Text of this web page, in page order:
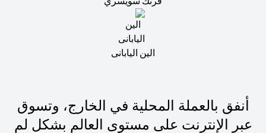
الين اليابانى
أنفق بالعملة المحلية في الخارج، وتسوق
عبر الإنترنت على مستوى العالم بشكل لم